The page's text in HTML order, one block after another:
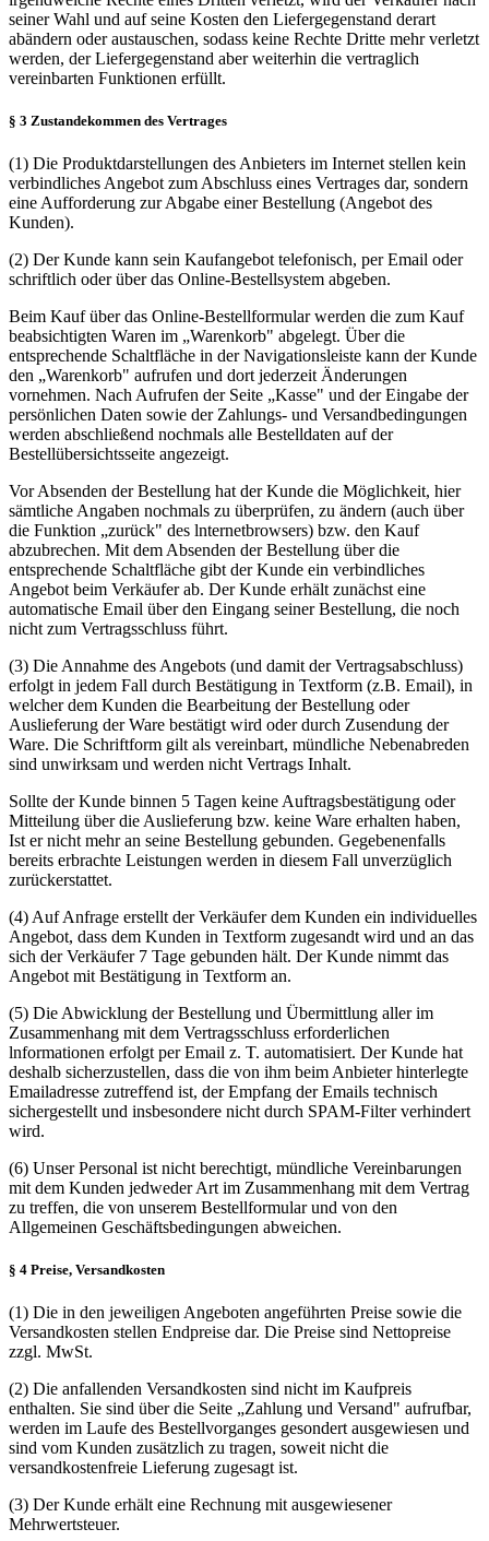
seiner Wahl und auf seine Kosten den Liefergegenstand derart
abändern oder austauschen, sodass keine Rechte Dritte mehr verletzt
werden, der Liefergegenstand aber weiterhin die vertraglich
vereinbarten Funktionen erfüllt.
§ 3 Zustandekommen des Vertrages
(1) Die Produktdarstellungen des Anbieters im Internet stellen kein
verbindliches Angebot zum Abschluss eines Vertrages dar, sondern
eine Aufforderung zur Abgabe einer Bestellung (Angebot des
Kunden).
(2) Der Kunde kann sein Kaufangebot telefonisch, per Email oder
schriftlich oder über das Online-Bestellsystem abgeben.
Beim Kauf über das Online-Bestellformular werden die zum Kauf
beabsichtigten Waren im „Warenkorb" abgelegt. Über die
entsprechende Schaltfläche in der Navigationsleiste kann der Kunde
den „Warenkorb" aufrufen und dort jederzeit Änderungen
vornehmen. Nach Aufrufen der Seite „Kasse" und der Eingabe der
persönlichen Daten sowie der Zahlungs- und Versandbedingungen
werden abschließend nochmals alle Bestelldaten auf der
Bestellübersichtsseite angezeigt.
Vor Absenden der Bestellung hat der Kunde die Möglichkeit, hier
sämtliche Angaben nochmals zu überprüfen, zu ändern (auch über
die Funktion „zurück" des lnternetbrowsers) bzw. den Kauf
abzubrechen. Mit dem Absenden der Bestellung über die
entsprechende Schaltfläche gibt der Kunde ein verbindliches
Angebot beim Verkäufer ab. Der Kunde erhält zunächst eine
automatische Email über den Eingang seiner Bestellung, die noch
nicht zum Vertragsschluss führt.
(3) Die Annahme des Angebots (und damit der Vertragsabschluss)
erfolgt in jedem Fall durch Bestätigung in Textform (z.B. Email), in
welcher dem Kunden die Bearbeitung der Bestellung oder
Auslieferung der Ware bestätigt wird oder durch Zusendung der
Ware. Die Schriftform gilt als vereinbart, mündliche Nebenabreden
sind unwirksam und werden nicht Vertrags Inhalt.
Sollte der Kunde binnen 5 Tagen keine Auftragsbestätigung oder
Mitteilung über die Auslieferung bzw. keine Ware erhalten haben,
Ist er nicht mehr an seine Bestellung gebunden. Gegebenenfalls
bereits erbrachte Leistungen werden in diesem Fall unverzüglich
zurückerstattet.
(4) Auf Anfrage erstellt der Verkäufer dem Kunden ein individuelles
Angebot, dass dem Kunden in Textform zugesandt wird und an das
sich der Verkäufer 7 Tage gebunden hält. Der Kunde nimmt das
Angebot mit Bestätigung in Textform an.
(5) Die Abwicklung der Bestellung und Übermittlung aller im
Zusammenhang mit dem Vertragsschluss erforderlichen
lnformationen erfolgt per Email z. T. automatisiert. Der Kunde hat
deshalb sicherzustellen, dass die von ihm beim Anbieter hinterlegte
Emailadresse zutreffend ist, der Empfang der Emails technisch
sichergestellt und insbesondere nicht durch SPAM-Filter verhindert
wird.
(6) Unser Personal ist nicht berechtigt, mündliche Vereinbarungen
mit dem Kunden jedweder Art im Zusammenhang mit dem Vertrag
zu treffen, die von unserem Bestellformular und von den
Allgemeinen Geschäftsbedingungen abweichen.
§ 4 Preise, Versandkosten
(1) Die in den jeweiligen Angeboten angeführten Preise sowie die
Versandkosten stellen Endpreise dar. Die Preise sind Nettopreise
zzgl. MwSt.
(2) Die anfallenden Versandkosten sind nicht im Kaufpreis
enthalten. Sie sind über die Seite „Zahlung und Versand" aufrufbar,
werden im Laufe des Bestellvorganges gesondert ausgewiesen und
sind vom Kunden zusätzlich zu tragen, soweit nicht die
versandkostenfreie Lieferung zugesagt ist.
(3) Der Kunde erhält eine Rechnung mit ausgewiesener
Mehrwertsteuer.